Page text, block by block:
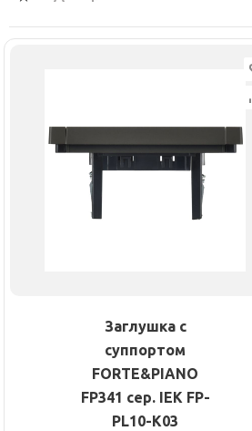
Заглушка с
суппортом
FORTE&PIANO
FP341 сер. IEK FP-
PL10-K03